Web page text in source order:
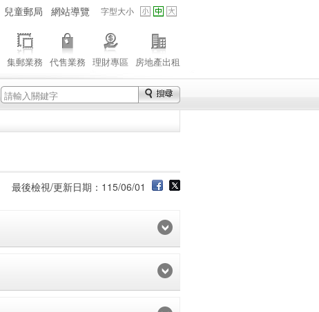
兒童郵局 網站導覽 字型大小
集郵業務 代售業務 理財專區 房地產出租
最後檢視/更新日期：115/06/01